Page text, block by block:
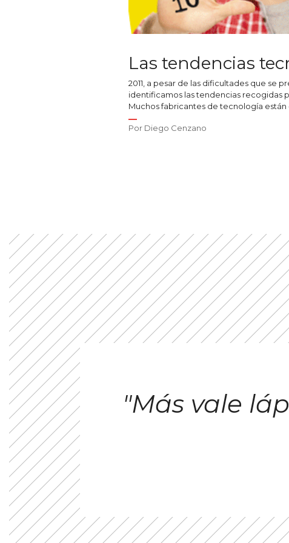
Las tendencias
2011, a pesar de las dificultades que se
identificamos las tendencias recogidas
Muchos fabricantes de tecnología están
Por Diego Cenzano
"Más vale